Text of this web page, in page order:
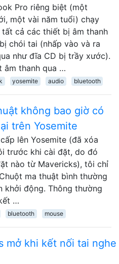
Pro riêng biệt (một
một vài năm tuổi) chạy
tất cả các thiết bị âm thanh
chói tai (nhấp vào và ra
như đĩa CD bị trầy xước).
âm thanh qua …
yosemite audio bluetooth
không bao giờ có
trên Yosemite
lên Yosemite (đã xóa
trước khi cài đặt, do đó
nào từ Mavericks), tôi chỉ
ma thuật bình thường
khởi động. Thông thường
…
bluetooth mouse
mở khi kết nối tai nghe